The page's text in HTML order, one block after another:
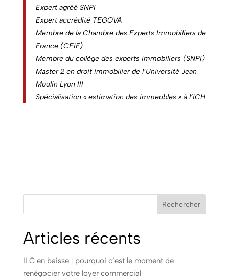
Expert agréé SNPI
Expert accrédité TEGOVA
Membre de la Chambre des Experts Immobiliers de
France (CEIF)
Membre du collège des experts immobiliers (SNPI)
Master 2 en droit immobilier de l’Université Jean
Moulin Lyon III
Spécialisation « estimation des immeubles » à l’ICH
Rechercher
Articles récents
ILC en baisse : pourquoi c’est le moment de
renégocier votre loyer commercial